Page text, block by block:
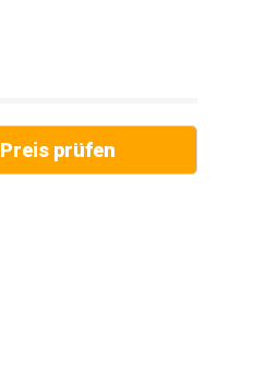
Preis prüfen